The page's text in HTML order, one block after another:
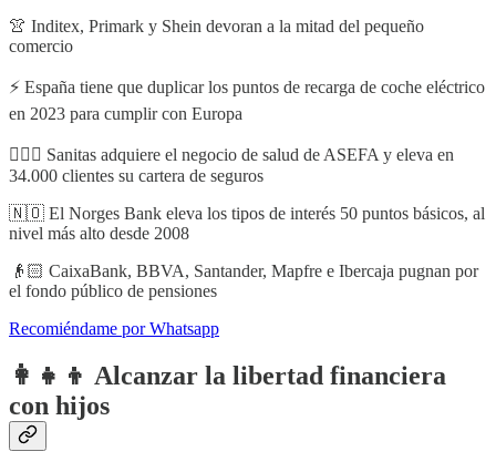
👚 Inditex, Primark y Shein devoran a la mitad del pequeño
comercio
⚡️ España tiene que duplicar los puntos de recarga de coche eléctrico
en 2023 para cumplir con Europa
👨🏼‍⚕️ Sanitas adquiere el negocio de salud de ASEFA y eleva en
34.000 clientes su cartera de seguros
🇳🇴 El Norges Bank eleva los tipos de interés 50 puntos básicos, al
nivel más alto desde 2008
👴🏻 CaixaBank, BBVA, Santander, Mapfre e Ibercaja pugnan por
el fondo público de pensiones
Recomiéndame por Whatsapp
👩‍👧‍👦 Alcanzar la libertad financiera
con hijos